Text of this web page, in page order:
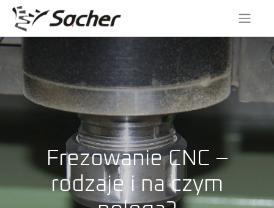
Frezowanie CNC –
rodzaje i na czym